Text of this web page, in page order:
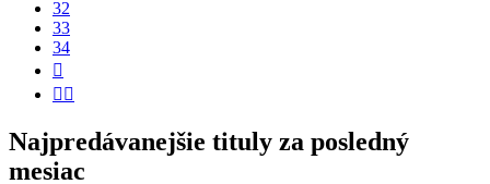
32
33
34


Najpredávanejšie tituly za posledný
mesiac